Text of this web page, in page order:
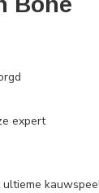
expert